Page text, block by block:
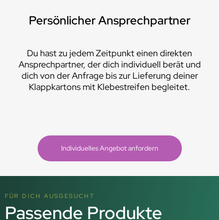
Persönlicher Ansprechpartner
Du hast zu jedem Zeitpunkt einen direkten
Ansprechpartner, der dich individuell berät und
dich von der Anfrage bis zur Lieferung deiner
Klappkartons mit Klebestreifen begleitet.
Individuelles Angebot anfordern
FÜR DICH AUSGESUCHT
Passende Produkte